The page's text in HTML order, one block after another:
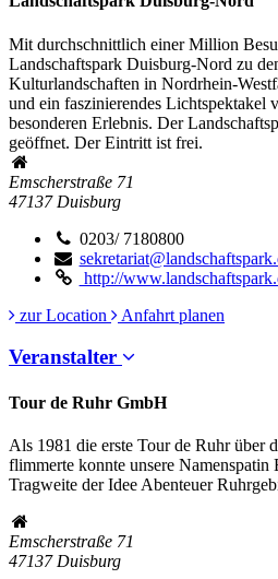
Mit durchschnittlich einer Million
Landschaftspark Duisburg-Nord zu
Kulturlandschaften in Nordrhein-
und ein faszinierendes Lichtspektakel
besonderen Erlebnis. Der
geöffnet. Der Eintritt ist frei.
Emscherstraße 71
47137 Duisburg
0203/ 7180800
http://
zur Location
Anfahrt planen
Veranstalter
Tour de Ruhr GmbH
Als 1981 die erste Tour de Ruhr über
flimmerte konnte unsere Namenspatin
Tragweite der Idee Abenteuer
Emscherstraße 71
47137 Duisburg